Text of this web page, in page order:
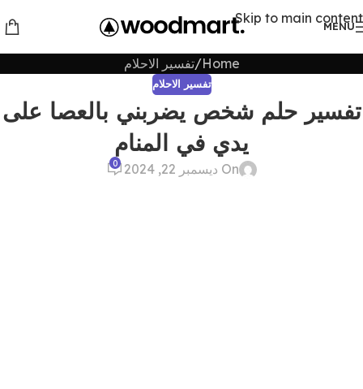
Skip to main content
MENU
Home تفسير الاحلام
تفسير الاحلام
تفسير حلم شخص يضربني بالعصا على
يدي في المنام
On ديسمبر 22, 2024 0